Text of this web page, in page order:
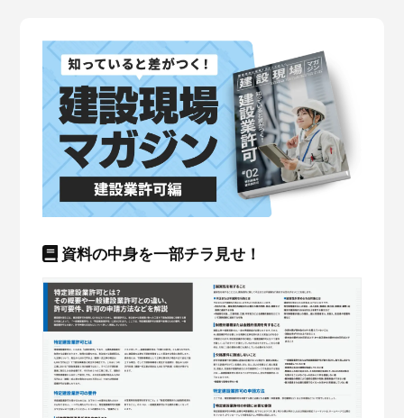
資料の中身を一部チラ見せ！